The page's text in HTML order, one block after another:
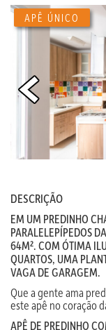
APÊ ÚNICO
DESCRIÇÃO
EM UM PREDINHO
PARALELEPÍPEDOS
64M². COM ÓTIMA
QUARTOS, UMA
VAGA DE GARAGEM.
Que a gente ama
este apê no coração
APÊ DE PREDINHO